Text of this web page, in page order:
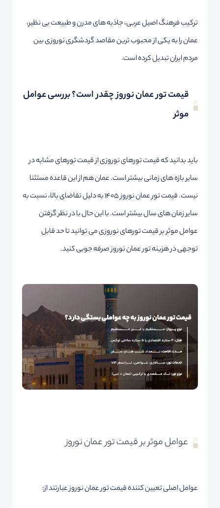
ترکیب فرهنگ اصیل عربی، جاذبه های مدرن و طبیعت بی نظیر،
عمان را به یکی از محبوب ترین مقاصد گردشگری نوروزی بین
مردم ایران تبدیل کرده است.
قیمت تور عمان نوروز چقدر است؟ بررسی عوامل
موثر
باید بدانید که قیمت تورهای نوروزی از قیمت تورهای مشابه در
سایر بازه های زمانی بیشتر است. عمان هم از این قاعده مستثنا
نیست. قیمت تور عمان نوروز ۱۴۰۵ به دلیل تقاضای بالا، نسبت به
سایر زمان های سال بیشتر است. با این حال با در نظر گرفتن
عوامل موثر بر قیمت تورهای نوروزی می توانید تا حد قابل
توجهی در هزینه تور عمان نوروز صرفه جویی کنید.
عوامل موثر بر قیمت تور عمان نوروز
عوامل اصلی تعیین کننده قیمت تور عمان نوروز عبارتند از: